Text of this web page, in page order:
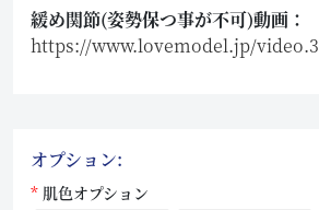
緩め関節(姿勢保つ事が不可)動画：
https://www.lovemodel.jp/video.3
オプション:
肌色オプション